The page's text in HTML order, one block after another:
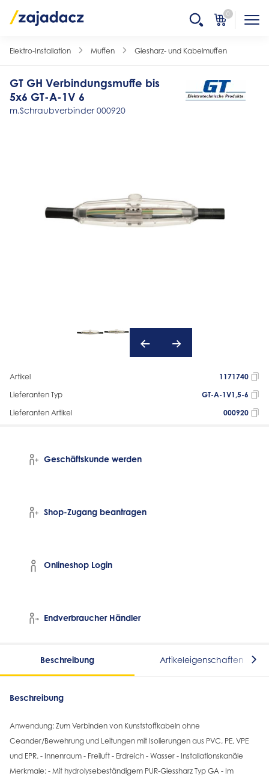
0
Elektro-Installation Muffen Giesharz- und Kabelmuffen
GT GH Verbindungsmuffe bis
5x6 GT-A-1V 6
m.Schraubverbinder 000920
Artikel
1171740
Lieferanten Typ
GT-A-1V1,5-6
Lieferanten Artikel
000920
Beschreibung Artikeleigenschaften
Beschreibung
Anwendung: Zum Verbinden von Kunststoffkabeln ohne
Ceander/Bewehrung und Leitungen mit Isolierungen aus PVC, PE, VPE
und EPR. - Innenraum - Freiluft - Erdreich - Wasser - Installationskanäle
Merkmale: - Mit hydrolysebeständigem PUR-Giessharz Typ GA - Im
Geschäftskunde werden
Shop-Zugang beantragen
Onlineshop Login
Endverbraucher Händler